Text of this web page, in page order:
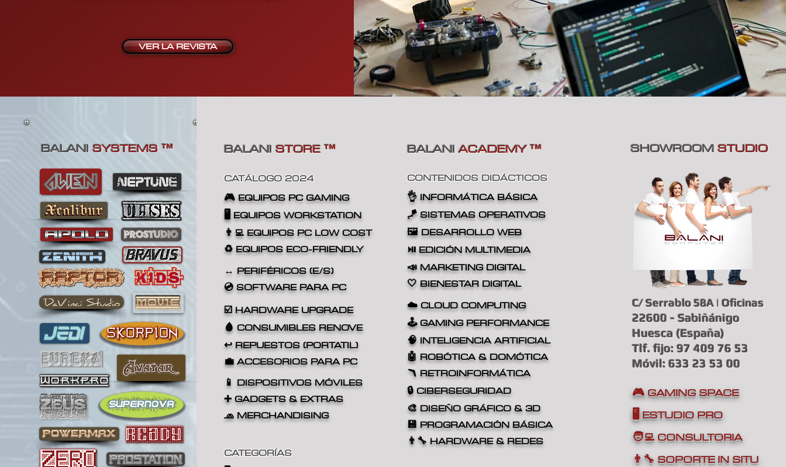
VER LA REVISTA
BALANISYSTEMS™ BALANI STORE ™
CATÁLOGO 2024
🎮 EQUIPOS PC GAMING
🖥️ EQUIPOS WORKSTATION
👨‍💻 EQUIPOS PC LOW COST
♻️ EQUIPOS ECO-FRIENDLY
↔️ PERIFÉRICOS (E/S)
💿 SOFTWARE PARA PC
☑️HARDWARE UPGRADE
🩸 CONSUMIBLES RENOVE
↩️ REPUESTOS (PORTATIL)
💼 ACCESORIOS PARA PC
📱 DISPOSITIVOS MÓVILES
➕ GADGETS & EXTRAS
🧢 MERCHANDISING
CATEGORÍAS
BALANIACADEMY™
CONTENIDOS DIDÁCTICOS
👌 INFORMÁTICA BÁSICA
🪁 SISTEMAS OPERATIVOS
🖼️ DESARROLLO WEB
⏯️ EDICIÓN MULTIMEDIA
📣 MARKETING DIGITAL
🤍 BIENESTAR DIGITAL
☁️ CLOUD COMPUTING
🕹️ GAMING PERFORMANCE
🧠 INTELIGENCIA ARTIFICIAL
🤖 ROBÓTICA & DOMÓTICA
🪃 RETROINFORMÁTICA
🔒 CIBERSEGURIDAD
🎨 DISEÑO GRÁFICO & 3D
💾 PROGRAMACIÓN BÁSICA
👨‍🔧 HARDWARE & REDES
SHOWROOMSTUDIO
C/ Serrablo 58A | Oficinas
22600 - Sabiñánigo
Huesca (España)
Tlf. fijo: 97 409 76 53
Móvil: 633 23 53 00
🎮 GAMING SPACE
🖥️ ESTUDIO PRO
🧑‍💻 CONSULTORIA
👨‍🔧 SOPORTE IN SITU